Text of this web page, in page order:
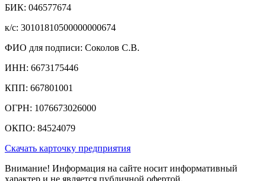
БИК: 046577674
к/c: 30101810500000000674
ФИО для подписи: Соколов С.В.
ИНН: 6673175446
КПП: 667801001
ОГРН: 1076673026000
ОКПО: 84524079
Скачать карточку предприятия
Внимание! Информация на сайте носит информативный